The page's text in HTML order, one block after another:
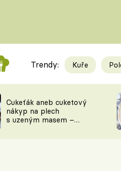
Videorecepty
TEĎ VAŘÍ ŠÉF!
Trendy: Kuře
Cukeťák aneb cuketový
nákyp na plech
s uzeným masem –